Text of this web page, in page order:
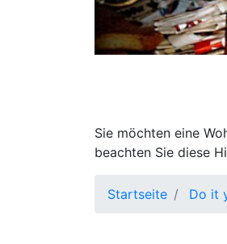
Sie möchten eine
beachten Sie diese
Startseite Do it